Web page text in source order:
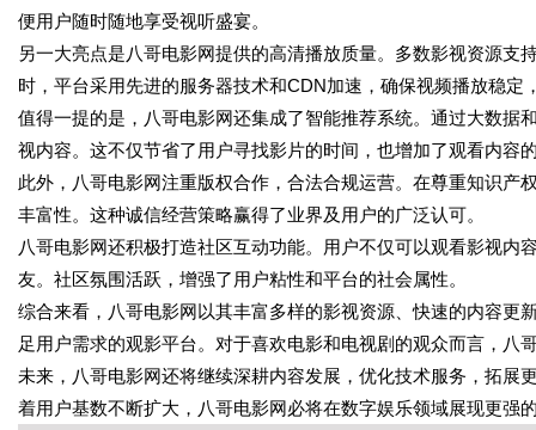
便用户随时随地享受视听盛宴。
另一大亮点是八哥电影网提供的高清播放质量。多数影视资源支
时，平台采用先进的服务器技术和CDN加速，确保视频播放稳定
值得一提的是，八哥电影网还集成了智能推荐系统。通过大数据
视内容。这不仅节省了用户寻找影片的时间，也增加了观看内容
此外，八哥电影网注重版权合作，合法合规运营。在尊重知识
丰富性。这种诚信经营策略赢得了业界及用户的广泛认可。
八哥电影网还积极打造社区互动功能。用户不仅可以观看影视
友。社区氛围活跃，增强了用户粘性和平台的社会属性。
综合来看，八哥电影网以其丰富多样的影视资源、快速的内容更
足用户需求的观影平台。对于喜欢电影和电视剧的观众而言，八
未来，八哥电影网还将继续深耕内容发展，优化技术服务，拓展
着用户基数不断扩大，八哥电影网必将在数字娱乐领域展现更强